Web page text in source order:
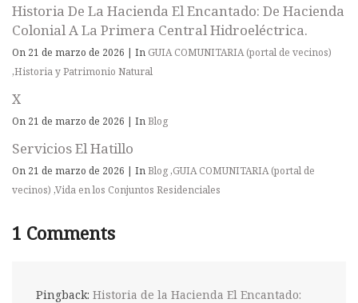
Historia De La Hacienda El Encantado: De Hacienda
Colonial A La Primera Central Hidroeléctrica.
On 21 de marzo de 2026 | In GUIA COMUNITARIA (portal de vecinos)
,Historia y Patrimonio Natural
X
On 21 de marzo de 2026 | InBlog
Servicios El Hatillo
On 21 de marzo de 2026 | InBlog ,GUIA COMUNITARIA (portal de
vecinos) ,Vida en los Conjuntos Residenciales
1 Comments
Pingback: Historia de la Hacienda El Encantado: